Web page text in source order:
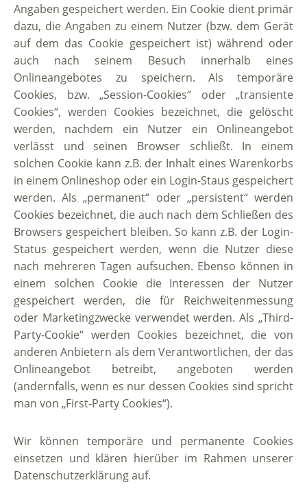
Angaben gespeichert werden. Ein Cookie dient primär
dazu, die Angaben zu einem Nutzer (bzw. dem Gerät
auf dem das Cookie gespeichert ist) während oder
auch nach seinem Besuch innerhalb eines
Onlineangebotes zu speichern. Als temporäre
Cookies, bzw. „Session-Cookies“ oder „transiente
Cookies“, werden Cookies bezeichnet, die gelöscht
werden, nachdem ein Nutzer ein Onlineangebot
verlässt und seinen Browser schließt. In einem
solchen Cookie kann z.B. der Inhalt eines Warenkorbs
in einem Onlineshop oder ein Login-Staus gespeichert
werden. Als „permanent“ oder „persistent“ werden
Cookies bezeichnet, die auch nach dem Schließen des
Browsers gespeichert bleiben. So kann z.B. der Login-
Status gespeichert werden, wenn die Nutzer diese
nach mehreren Tagen aufsuchen. Ebenso können in
einem solchen Cookie die Interessen der Nutzer
gespeichert werden, die für Reichweitenmessung
oder Marketingzwecke verwendet werden. Als „Third-
Party-Cookie“ werden Cookies bezeichnet, die von
anderen Anbietern als dem Verantwortlichen, der das
Onlineangebot betreibt, angeboten werden
(andernfalls, wenn es nur dessen Cookies sind spricht
man von „First-Party Cookies“).
Wir können temporäre und permanente Cookies
einsetzen und klären hierüber im Rahmen unserer
Datenschutzerklärung auf.